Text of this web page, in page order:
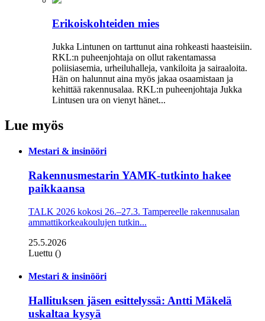
Erikoiskohteiden mies
Jukka Lintunen on tarttunut aina rohkeasti haasteisiin.
RKL:n puheenjohtaja on ollut rakentamassa
poliisiasemia, urheiluhalleja, vankiloita ja sairaaloita.
Hän on halunnut aina myös jakaa osaamistaan ja
kehittää rakennusalaa. RKL:n puheenjohtaja Jukka
Lintusen ura on vienyt hänet...
Lue myös
Mestari & insinööri
Rakennusmestarin YAMK-tutkinto hakee
paikkaansa
TALK 2026 kokosi 26.–27.3. Tampereelle rakennusalan
ammattikorkeakoulujen tutkin...
25.5.2026
Luettu ()
Mestari & insinööri
Hallituksen jäsen esittelyssä: Antti Mäkelä
uskaltaa kysyä